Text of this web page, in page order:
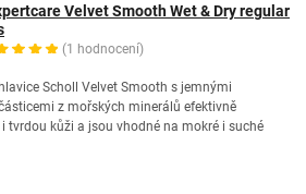
Velvet Smooth Wet & Dry regular
(1 hodnocení)
Scholl Velvet Smooth s jemnými
z mořských minerálů efektivně
tvrdou kůži a jsou vhodné na mokré i suché